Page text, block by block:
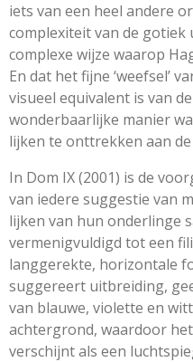
iets van een heel andere
complexiteit van de gotiek
complexe wijze waarop
En dat het fijne ‘weefsel’
visueel equivalent is van
wonderbaarlijke manier
lijken te onttrekken aan
In Dom IX (2001) is de
van iedere suggestie van
lijken van hun onderlinge
vermenigvuldigd tot een
langgerekte, horizontale
suggereert uitbreiding,
van blauwe, violette en
achtergrond, waardoor
verschijnt als een